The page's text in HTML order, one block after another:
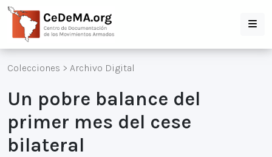
Colecciones > Archivo Digital
Un pobre balance del
primer mes del cese
bilateral